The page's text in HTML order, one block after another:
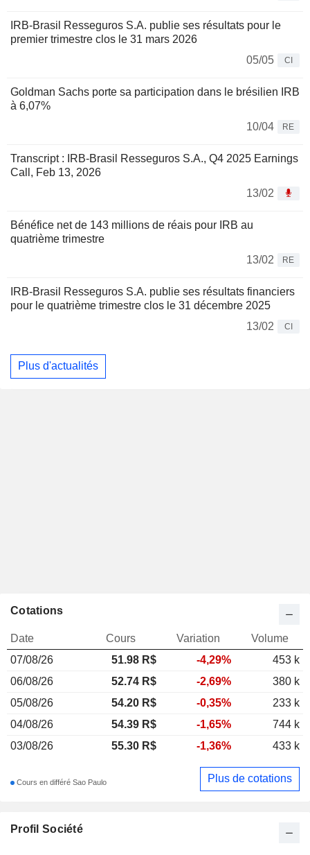
IRB-Brasil Resseguros S.A. publie ses résultats pour le
premier trimestre clos le 31 mars 2026
05/05
CI
Goldman Sachs porte sa participation dans le brésilien IRB
à 6,07%
10/04
RE
Transcript : IRB-Brasil Resseguros S.A., Q4 2025 Earnings
Call, Feb 13, 2026
13/02
Bénéfice net de 143 millions de réais pour IRB au
quatrième trimestre
13/02
RE
IRB-Brasil Resseguros S.A. publie ses résultats financiers
pour le quatrième trimestre clos le 31 décembre 2025
13/02
CI
Plus d'actualités
Profil Société
Cotations
Date Cours Variation
Volume
07/08/26
51.98 R$ -4,29%
453 k
06/08/26
52.74 R$ -2,69%
380 k
05/08/26
54.20 R$ -0,35%
233 k
04/08/26
54.39 R$ -1,65%
744 k
03/08/26
55.30 R$ -1,36% 433 k
Cours en différé Sao Paulo Plus de cotations